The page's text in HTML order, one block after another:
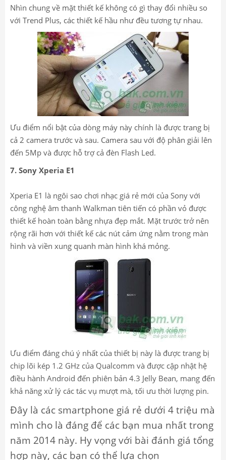
Nhìn chung về mặt thiết kế không có gì thay đổi nhiều so
với Trend Plus, các thiết kế hầu như đều tương tự nhau.
Ưu điểm nổi bật của dòng máy này chính là được trang bị
cả 2 camera trước và sau. Camera sau với độ phân giải lên
đến 5Mp và được hỗ trợ cả đèn Flash Led.
7. Sony Xperia E1
Xperia E1 là ngôi sao chơi nhạc giá rẻ mới của Sony với
công nghệ âm thanh Walkman tiên tiến có phần vỏ được
thiết kế hoàn toàn bằng nhựa đẹp mắt. Mặt trước trở nên
rộng rãi hơn với thiết kế các nút cảm ứng nằm trong màn
hình và viền xung quanh màn hình khá mỏng.
Ưu điểm đáng chú ý nhất của thiết bị này là được trang bị
chip lõi kép 1.2 GHz của Qualcomm và được cập nhật hệ
điều hành Android đến phiên bản 4.3 Jelly Bean, mang đến
khả năng xử lý các tác vụ mượt mà, tối ưu thời lượng pin.
Đây là các smartphone giá rẻ dưới 4 triệu mà
mình cho là đáng để các bạn mua nhất trong
năm 2014 này. Hy vọng với bài đánh giá tổng
hợp này, các bạn có thể lựa chọn